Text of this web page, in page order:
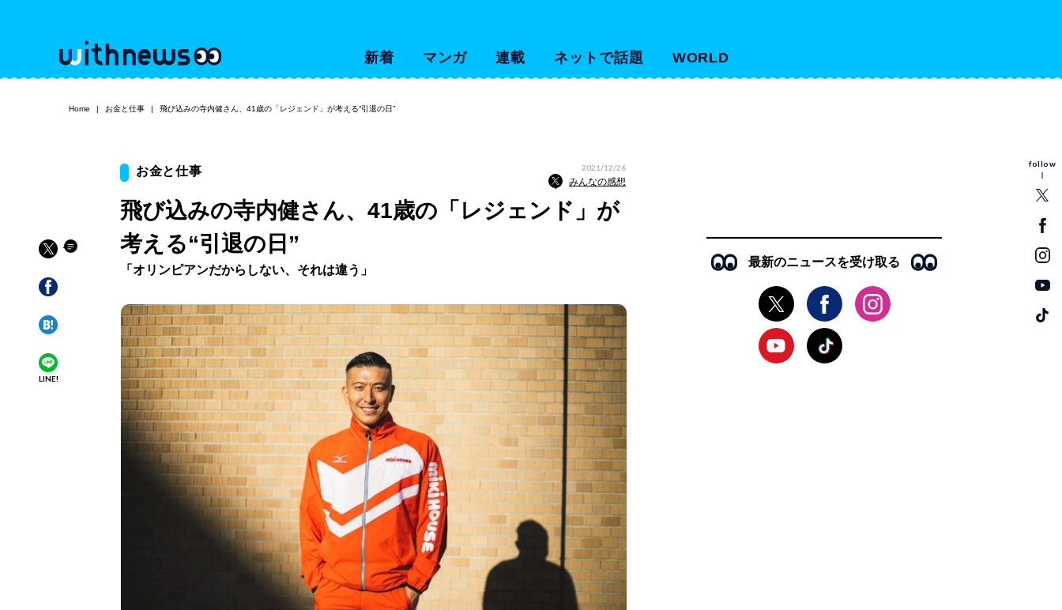
新着 マンガ 連載 ネットで話題 WORLD
follow
Home お金と仕事 飛び込みの寺内健さん、41歳の「レジェンド」が考える“引退の日”
LINE!
お金と仕事 2021/12/26
みんなの感想
飛び込みの寺内健さん、41歳の「レジェンド」が
考える“引退の日”
「オリンピアンだからしない、それは違う」
最新のニュースを受け取る